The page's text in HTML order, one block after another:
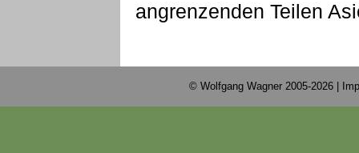
angrenzenden Teilen
© Wolfgang Wagner 2005-2026 |